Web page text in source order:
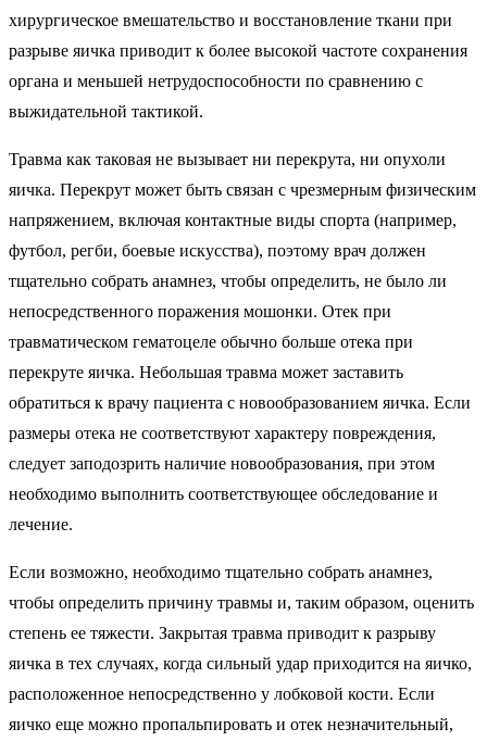
хирургическое вмешательство и восстановление ткани при
разрыве яичка приводит к более высокой частоте сохранения
органа и меньшей нетрудоспособности по сравнению с
выжидательной тактикой.
Травма как таковая не вызывает ни перекрута, ни опухоли
яичка. Перекрут может быть связан с чрезмерным физическим
напряжением, включая контактные виды спорта (например,
футбол, регби, боевые искусства), поэтому врач должен
тщательно собрать анамнез, чтобы определить, не было ли
непосредственного поражения мошонки. Отек при
травматическом гематоцеле обычно больше отека при
перекруте яичка. Небольшая травма может заставить
обратиться к врачу пациента с новообразованием яичка. Если
размеры отека не соответствуют характеру повреждения,
следует заподозрить наличие новообразования, при этом
необходимо выполнить соответствующее обследование и
лечение.
Если возможно, необходимо тщательно собрать анамнез,
чтобы определить причину травмы и, таким образом, оценить
степень ее тяжести. Закрытая травма приводит к разрыву
яичка в тех случаях, когда сильный удар приходится на яичко,
расположенное непосредственно у лобковой кости. Если
яичко еще можно пропальпировать и отек незначительный,